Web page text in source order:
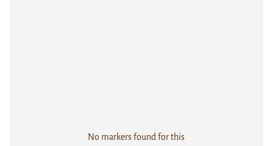
No markers found for this